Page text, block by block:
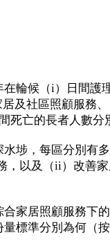
在輪候（i）日間
及社區照顧服務
死亡的長者人數
水埗，每區分別有
，以及（ii）改善
合家居照顧服務下
標準分別為何（